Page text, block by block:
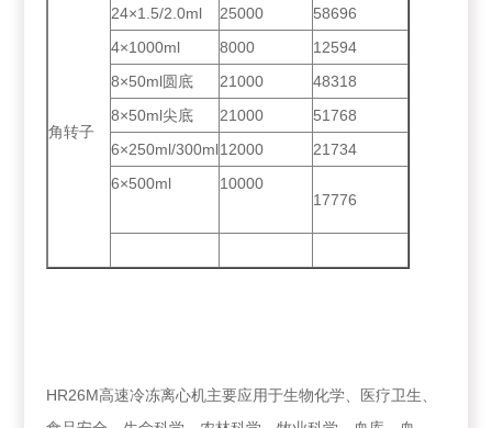
角转子
24×1.5/2.0ml 25000
58696
4×1000ml
8000
12594
8×50ml圆底
21000
48318
8×50ml尖底
21000
51768
6×250ml/300ml12000
21734
6×500ml
10000
17776
HR26M高速冷冻离心机主要应用于生物化学、医疗卫生、